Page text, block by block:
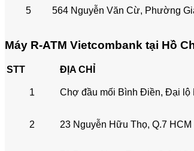
5 564 Nguyễn Văn Cừ, Phường
Máy R-ATM Vietcombank tại Hồ
STT ĐỊA CHỈ
1 Chợ đầu mối Bình Điền, Đại lộ
2 23 Nguyễn Hữu Thọ, Q.7 HCM